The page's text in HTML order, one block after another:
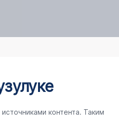
контента. Таким